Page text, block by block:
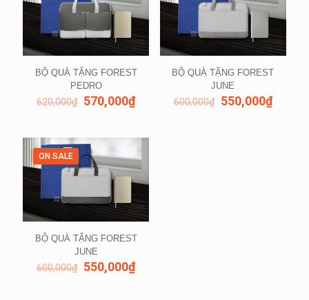
BỘ QUÀ TẶNG FOREST
PEDRO
620,000₫ 570,000₫
BỘ QUÀ TẶNG FOREST
JUNE
600,000₫ 550,000₫
ON SALE
BỘ QUÀ TẶNG FOREST
JUNE
600,000₫ 550,000₫